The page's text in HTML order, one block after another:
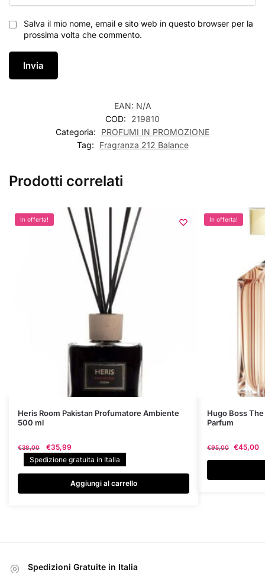
Salva il mio nome, email e sito web in questo browser per la
prossima volta che commento.
EAN: N/A
COD:
219810
Categoria:
PROFUMI IN PROMOZIONE
Tag:
Fragranza 212 Balance
Prodotti correlati
In offerta!
Heris Room Pakistan Profumatore Ambiente
500 ml
€38,00
Il
prezzo
originale
€38,00.
€35,99
prezzo
attuale
è:
€35,99.
Spedizione gratuita in Italia
Aggiungi al carrello
In offerta!
Hugo Boss
Parfum
€95,00 €45,00
Questo
prodotto
Le
Spedizioni Gratuite in Italia